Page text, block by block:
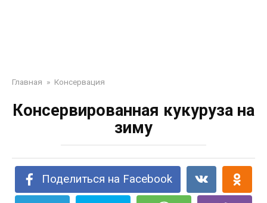
Главная » Консервация
Консервированная кукуруза на
зиму
Поделиться на Facebook